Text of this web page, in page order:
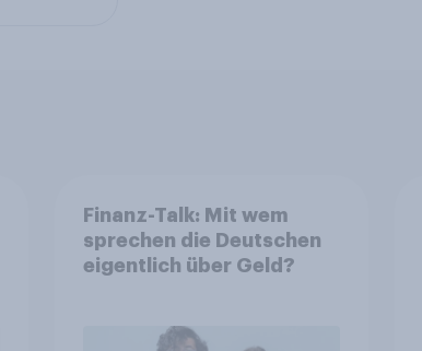
Finanz-Talk: Mit wem
sprechen die Deutschen
eigentlich über Geld?